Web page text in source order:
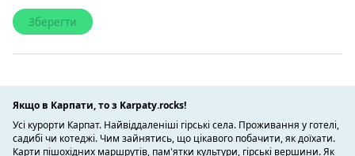
Якщо в Карпати, то з Karpaty.rocks!
Усі курорти Карпат. Найвіддаленіші гірські села. Проживання у готелі,
садибі чи котеджі. Чим зайнятись, що цікавого побачити, як доїхати.
Карти пішохідних маршрутів, пам'ятки культури, гірські вершини. Як